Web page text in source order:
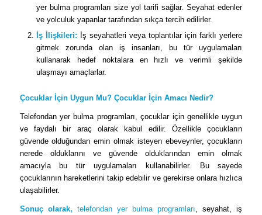
yer bulma programları size yol tarifi sağlar. Seyahat edenler
ve yolculuk yapanlar tarafından sıkça tercih edilirler.
İş İlişkileri: İş seyahatleri veya toplantılar için farklı yerlere
gitmek zorunda olan iş insanları, bu tür uygulamaları
kullanarak hedef noktalara en hızlı ve verimli şekilde
ulaşmayı amaçlarlar.
Çocuklar İçin Uygun Mu? Çocuklar İçin Amacı Nedir?
Telefondan yer bulma programları, çocuklar için genellikle uygun
ve faydalı bir araç olarak kabul edilir. Özellikle çocukların
güvende olduğundan emin olmak isteyen ebeveynler, çocukların
nerede olduklarını ve güvende olduklarından emin olmak
amacıyla bu tür uygulamaları kullanabilirler. Bu sayede
çocuklarının hareketlerini takip edebilir ve gerekirse onlara hızlıca
ulaşabilirler.
Sonuç olarak, telefondan yer bulma programları, seyahat, iş